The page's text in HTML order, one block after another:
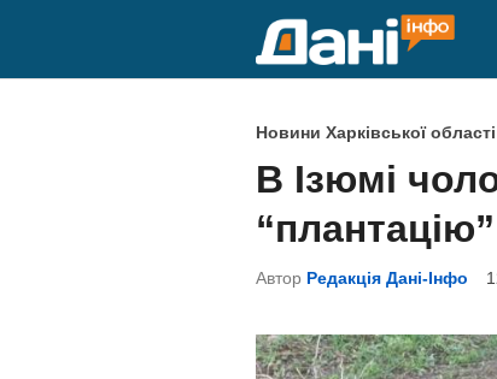
P
o
s
t
i
n
Новини Харківської області
В Ізюмі
Автор Редакція Дані-Інфо